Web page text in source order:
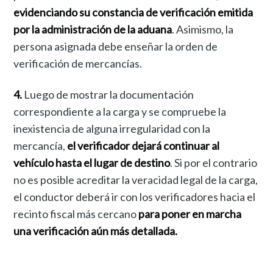
evidenciando su constancia de verificación emitida
por la administración de la aduana. Asimismo, la
persona asignada debe enseñar la orden de
verificación de mercancías.
4. Luego de mostrar la documentación
correspondiente a la carga y se compruebe la
inexistencia de alguna irregularidad con la
mercancía, el verificador dejará continuar al
vehículo hasta el lugar de destino. Si por el contrario
no es posible acreditar la veracidad legal de la carga,
el conductor deberá ir con los verificadores hacia el
recinto fiscal más cercanopara poner en marcha
una verificación aún más detallada.